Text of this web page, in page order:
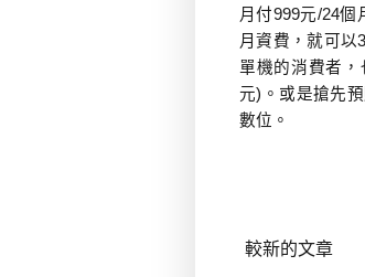
月付999元/24個
月資費，就可以
單機的消費者，
元) 。 或是搶先
數位。
較新的文章